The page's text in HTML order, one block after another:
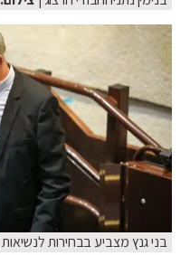
בני גנץ מצביע בבחירות לנשיאות